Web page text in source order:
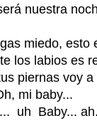
nuestra
miedo, esto
los labios es
piernas voy a
mi baby...
uh Baby...